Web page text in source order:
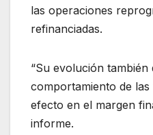
las operaciones
refinanciadas.
“Su evolución también
comportamiento de
efecto en el margen
informe.